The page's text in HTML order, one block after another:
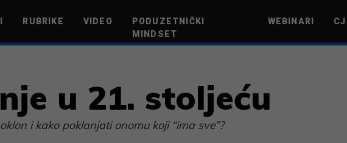
RUBRIKE VIDEO
PODUZETNIČKI
MINDSET
WEBINARI
u 21. stoljeću
i kako poklanjati onomu koji “ima sve”?